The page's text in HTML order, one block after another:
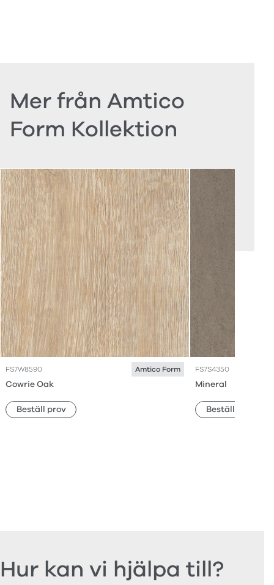
Mer från Amtico
Form Kollektion
FS7W8590 Amtico Form
Cowrie Oak
Beställ prov
FS7S4350
Mineral
Beställ prov
Hur kan vi hjälpa till?